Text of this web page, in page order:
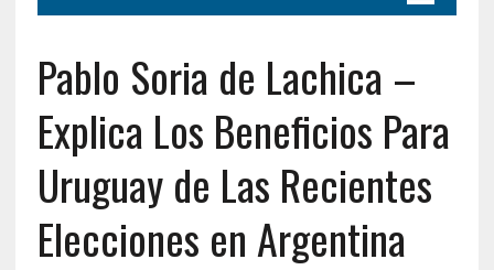
Pablo Soria de Lachica –
Explica Los Beneficios Para
Uruguay de Las Recientes
Elecciones en Argentina